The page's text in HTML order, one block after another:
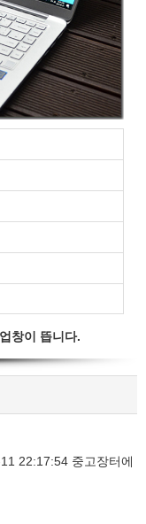
창이 뜹니다.
22:17:54 중고장터에